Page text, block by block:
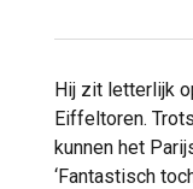
Hij zit letterlijk
Eiffeltoren.
kunnen het
‘Fantastisch